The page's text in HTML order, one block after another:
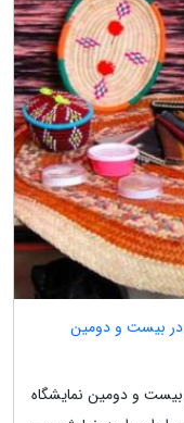
در بیست و دومین
و دومین نمایشگاه